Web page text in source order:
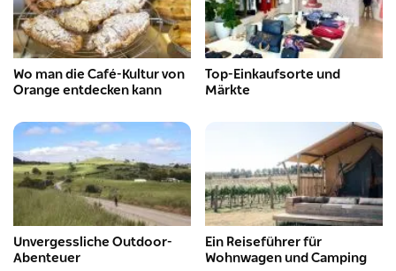
Wo man die Café-Kultur von
Orange entdecken kann
Top-Einkaufsorte und
Märkte
Unvergessliche Outdoor-
Abenteuer
Ein Reiseführer für
Wohnwagen und Camping